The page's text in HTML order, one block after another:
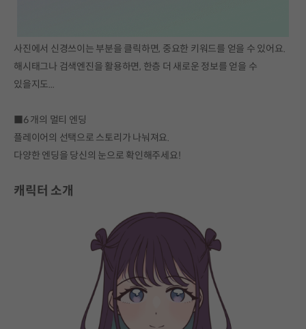
사진에서 신경쓰이는 부분을 클릭하면, 중요한 키워드를 얻을 수 있어요.
해시태그나 검색엔진을 활용하면, 한층 더 새로운 정보를 얻을 수
있을지도...
■6 개의 멀티 엔딩
플레이어의 선택으로 스토리가 나눠져요.
다양한 엔딩을 당신의 눈으로 확인해주세요!
캐릭터 소개